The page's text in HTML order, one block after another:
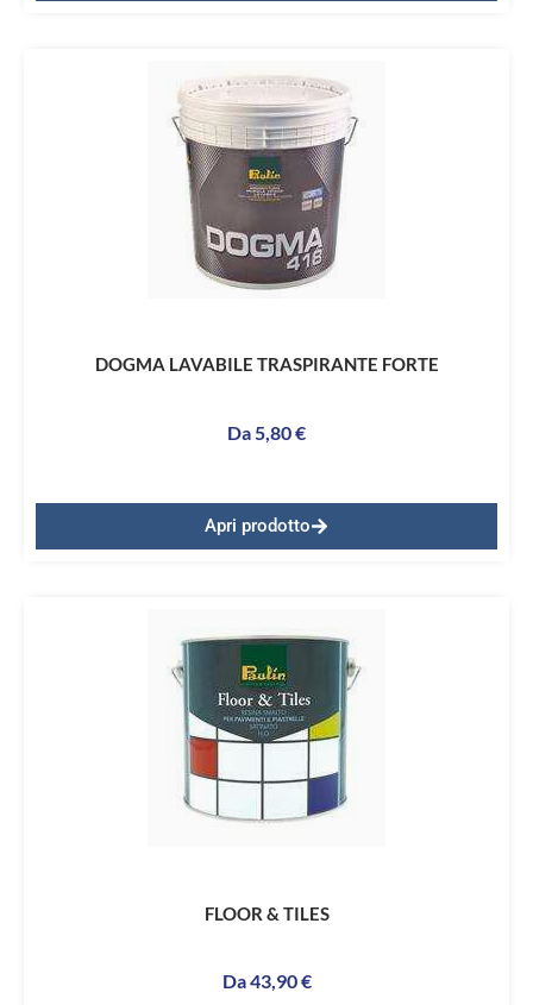
DOGMA LAVABILE TRASPIRANTE FORTE
Da 5,80€
Apri prodotto
FLOOR & TILES
Da43,90€